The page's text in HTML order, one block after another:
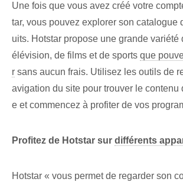
Une fois que vous avez créé votre
tar, vous pouvez explorer son catalogue
uits. Hotstar propose une grande variété
élévision, de films et de sports que
r sans aucun frais. Utilisez les outils de
avigation du site pour trouver le contenu⁤
e et commencez à profiter de vos
Profitez‌ de Hotstar sur différents
Hotstar « vous permet de regarder⁤ son